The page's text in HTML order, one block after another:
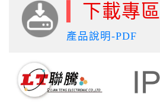
下載專區
產品說明-PDF